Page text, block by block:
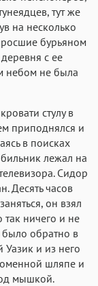
тут же
на несколько
бурьяном
с ее
небом не была
стулу в
приподнялся и
в поисках
лежал на
Сидор
Десять часов
он взял
ничего и не
было обратно в
Уазик и из него
шляпе и
мышкой.